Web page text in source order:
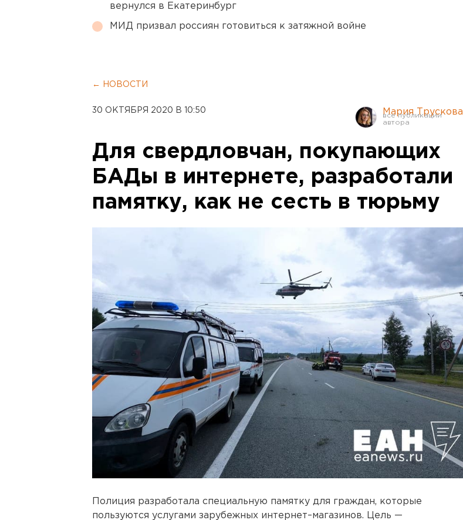
вернулся в Екатеринбург
МИД призвал россиян готовиться к затяжной войне
← НОВОСТИ
30 ОКТЯБРЯ 2020 В 10:50 Мария Трускова
Для свердловчан, покупающих
БАДы в интернете, разработали
памятку, как не сесть в тюрьму
Полиция разработала специальную памятку для граждан, которые
пользуются услугами зарубежных интернет–магазинов. Цель —